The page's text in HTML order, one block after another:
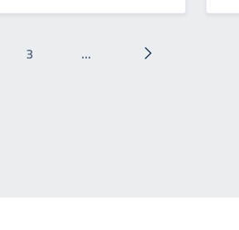
Pagina
3 … Pagina successiva